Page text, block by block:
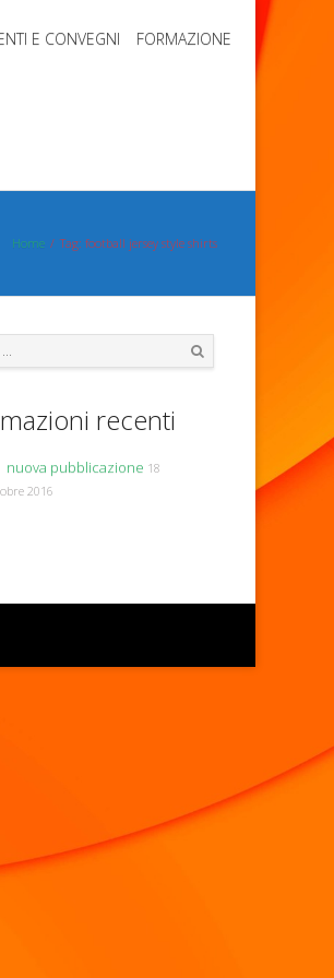
E CONVEGNI FORMAZIONE
Home Tag: football jersey style shirts
recenti
nuova pubblicazione 18
2016